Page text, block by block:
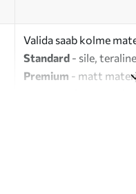
Valida saab kolme
Standard - sile,
Premium - matt